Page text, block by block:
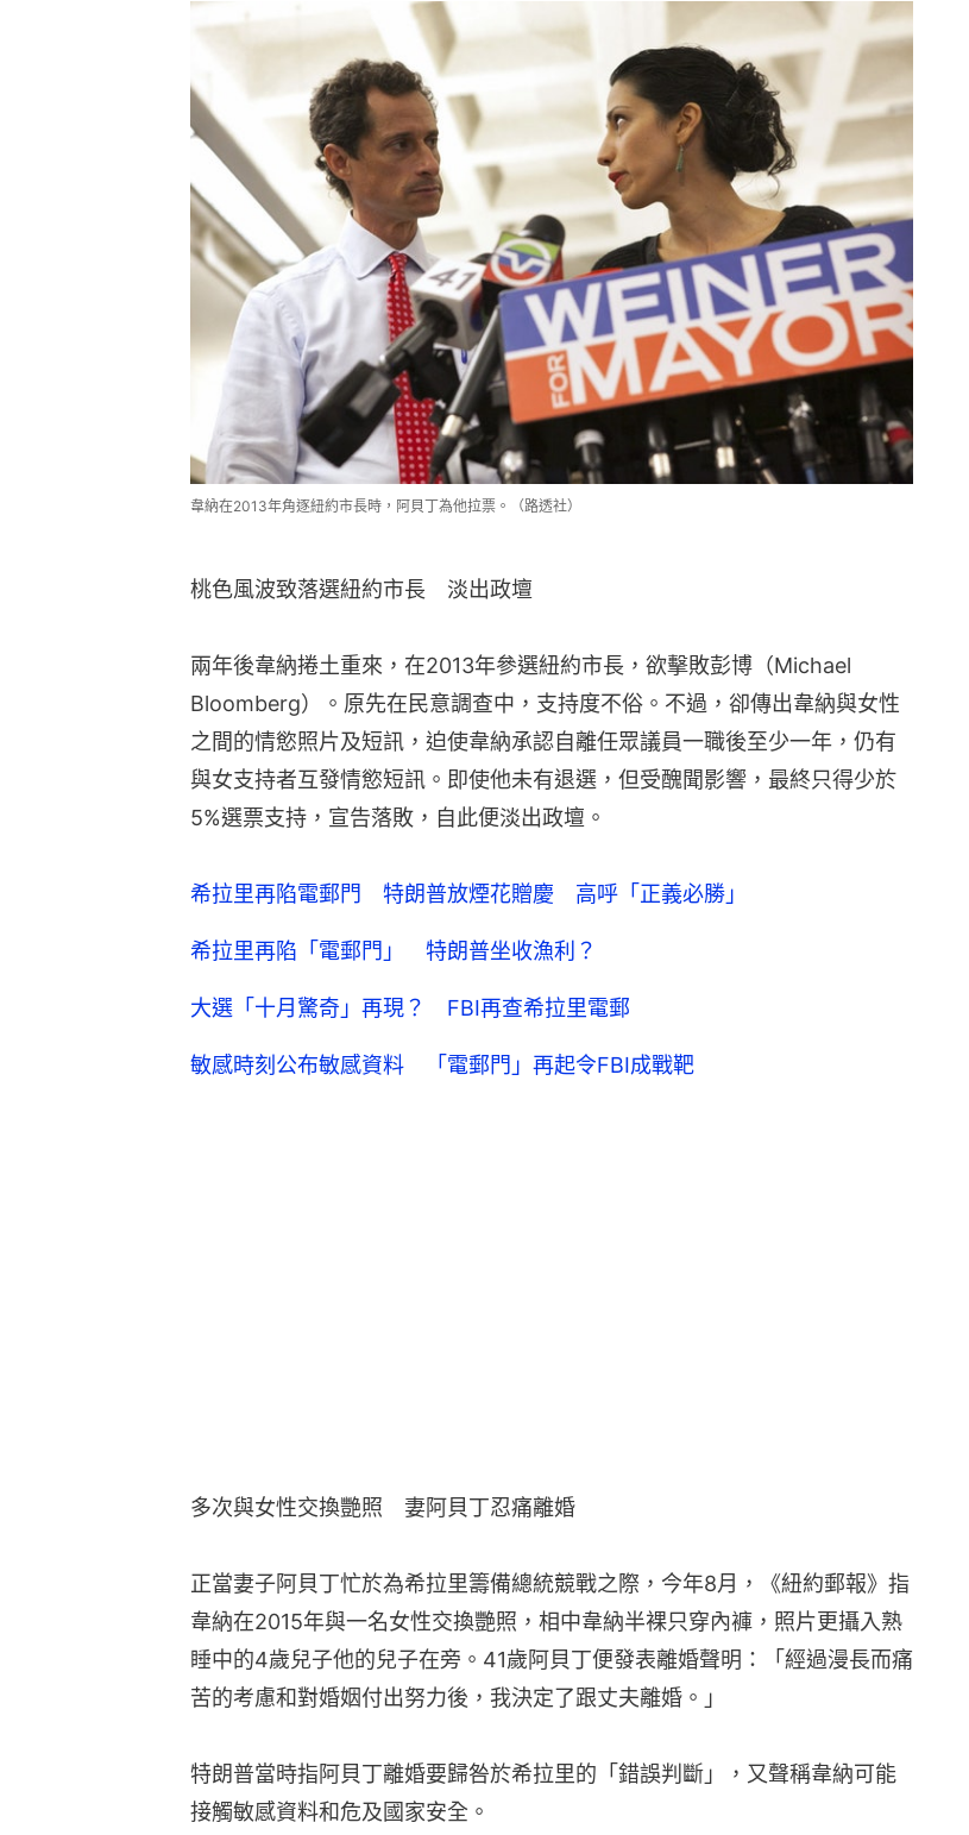
韋納在2013年角逐紐約市長時，阿貝丁為他拉票。（路透社）
桃色風波致落選紐約市長　淡出政壇
兩年後韋納捲土重來，在2013年參選紐約市長，欲擊敗彭博（Michael
Bloomberg）。原先在民意調查中，支持度不俗。不過，卻傳出韋納與女性
之間的情慾照片及短訊，迫使韋納承認自離任眾議員一職後至少一年，仍有
與女支持者互發情慾短訊。即使他未有退選，但受醜聞影響，最終只得少於
5%選票支持，宣告落敗，自此便淡出政壇。
希拉里再陷電郵門 特朗普放煙花贈慶 高呼「正義必勝」
希拉里再陷「電郵門」 特朗普坐收漁利？
大選「十月驚奇」再現？ FBI再查希拉里電郵
敏感時刻公布敏感資料 「電郵門」再起令FBI成戰靶
多次與女性交換艷照　妻阿貝丁忍痛離婚
正當妻子阿貝丁忙於為希拉里籌備總統競戰之際，今年8月，《紐約郵報》指
韋納在2015年與一名女性交換艷照，相中韋納半裸只穿內褲，照片更攝入熟
睡中的4歲兒子他的兒子在旁。41歲阿貝丁便發表離婚聲明：「經過漫長而痛
苦的考慮和對婚姻付出努力後，我決定了跟丈夫離婚。」
特朗普當時指阿貝丁離婚要歸咎於希拉里的「錯誤判斷」，又聲稱韋納可能
接觸敏感資料和危及國家安全。